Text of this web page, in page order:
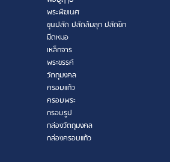
พระพิฆเนศ
ขุนปลัด ปลัดล้มลุก ปลัดขิก
มีดหมอ
เหล็กจาร
พระขรรค์
วัตถุมงคล
ครอบแก้ว
ครอบพระ
กรอบรูป
กล่องวัตถุมงคล
กล่องครอบแก้ว